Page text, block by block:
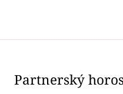
Partnerský